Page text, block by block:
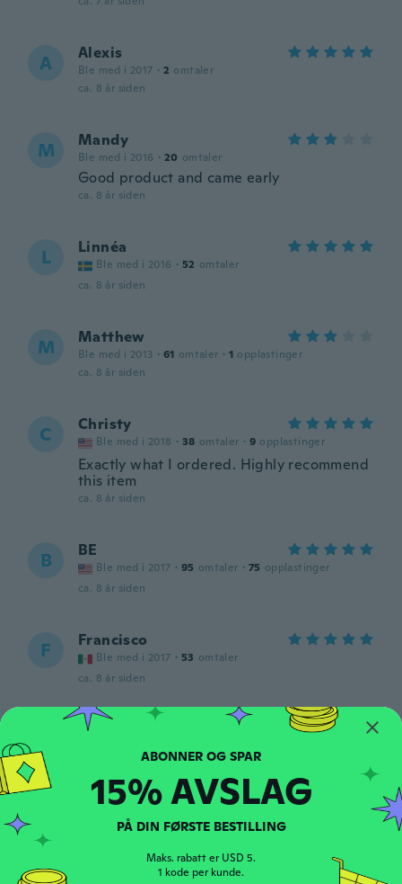
A Alexis
Ble med i 2017 · 2 omtaler
ca. 8 år siden
M Mandy
Ble med i 2016 · 20 omtaler
Good product and came early
ca. 8 år siden
L Linnéa
Ble med i 2016 · 52 omtaler
ca. 8 år siden
M Matthew
Ble med i 2013 · 61 omtaler · 1 opplastinger
ca. 8 år siden
C Christy
Ble med i 2018 · 38 omtaler · 9 opplastinger
Exactly what I ordered. Highly recommend
this item
ca. 8 år siden
B BE
Ble med i 2017 · 95 omtaler · 75 opplastinger
ca. 8 år siden
F Francisco
Ble med i 2017 · 53 omtaler
ca. 8 år siden
Rita
ca. 8 år siden
Ashley
Ble med i 2015 · 31 omtaler · 3 opplastinger
The actual “glunt” product is
$50.00-$80.00 this is just as good as the
15% AVSLAG
PÅ DIN FØRSTE BESTILLING
Maks. rabatt er USD 5.
1 kode per kunde.